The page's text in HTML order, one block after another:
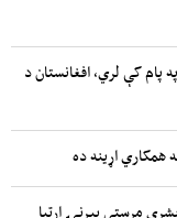
کې لري، افغانستان د
د بشري مرستې بیړنۍ اړتیا